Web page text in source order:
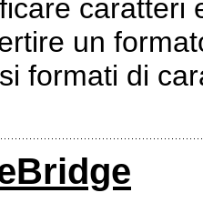
caratteri
un
formati di